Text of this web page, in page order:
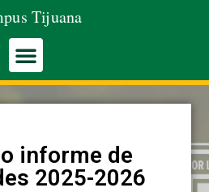
Tijuana
informe de
2025-2026